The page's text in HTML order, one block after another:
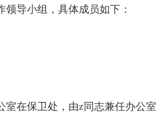
领导小组，具体成员如下：
室在保卫处，由z同志兼任办公室